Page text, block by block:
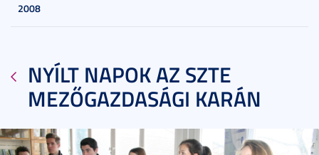
2008
NYÍLT NAPOK AZ SZTE
MEZŐGAZDASÁGI KARÁN